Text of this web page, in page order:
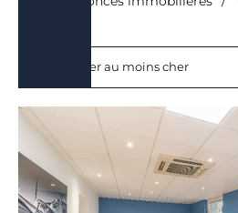
Du plus cher au moins cher
Trier par
Du plus récent au moins récent
Du moins récent au plus récent